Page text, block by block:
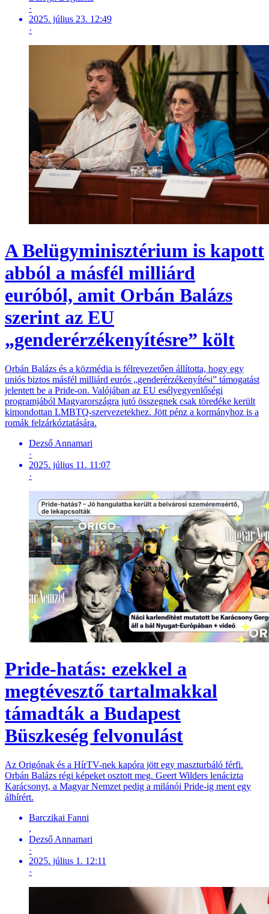
·
2025. július 23. 12:49
·
A Belügyminisztérium is kapott
abból a másfél milliárd
euróból, amit Orbán Balázs
szerint az EU
„genderérzékenyítésre” költ
Orbán Balázs és a közmédia is félrevezetően állította, hogy egy
uniós biztos másfél milliárd eurós „genderérzékenyítési” támogatást
jelentett be a Pride-on. Valójában az EU esélyegyenlőségi
programjából Magyarországra jutó összegnek csak töredéke került
kimondottan LMBTQ-szervezetekhez. Jött pénz a kormányhoz is a
romák felzárkóztatására.
Dezső Annamari
·
2025. július 11. 11:07
·
Pride-hatás: ezekkel a
megtévesztő tartalmakkal
támadták a Budapest
Büszkeség felvonulást
Az Origónak és a HírTV-nek kapóra jött egy maszturbáló férfi.
Orbán Balázs régi képeket osztott meg. Geert Wilders lenácizta
Karácsonyt, a Magyar Nemzet pedig a milánói Pride-ig ment egy
álhírért.
Barczikai Fanni
,
Dezső Annamari
·
2025. július 1. 12:11
·